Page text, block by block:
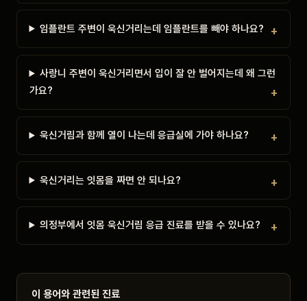
임플란트 주변이 욱신거리는데 임플란트를 빼야 하나요?
사랑니 주변이 욱신거리면서 입이 잘 안 벌어지는데 왜 그런
가요?
욱신거림과 함께 열이 나는데 응급실에 가야 하나요?
욱신거리는 잇몸을 짜면 안 되나요?
의정부에서 잇몸 욱신거림 응급 진료를 받을 수 있나요?
이 용어와 관련된 진료